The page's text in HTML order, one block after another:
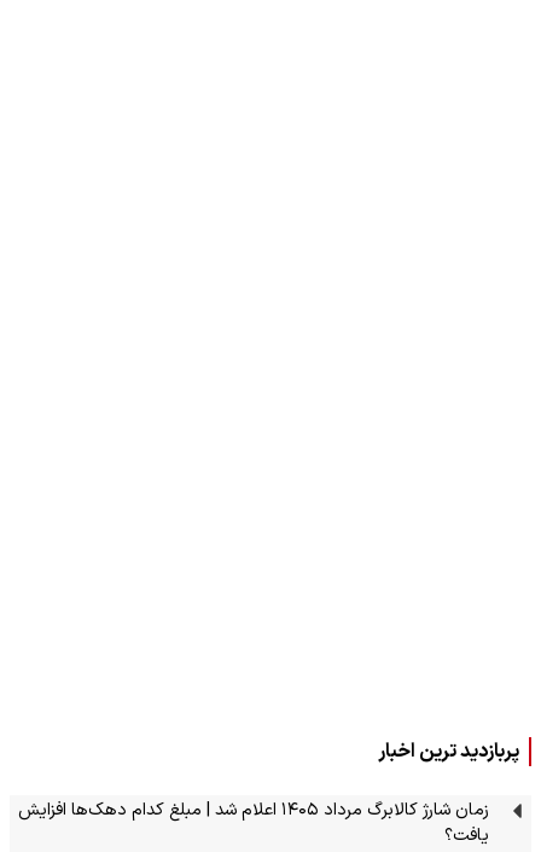
پربازدید ترین اخبار
زمان شارژ کالابرگ مرداد ۱۴۰۵ اعلام شد | مبلغ کدام دهک‌ها افزایش
یافت؟